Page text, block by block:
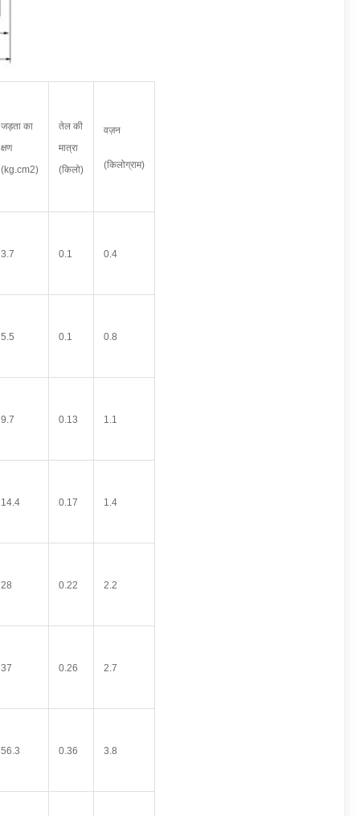
जड़ता का
क्षण
(kg.cm2)
तेल की
मात्रा
(किलो)
वज़न
(किलोग्राम)
3.7 0.1 0.4
5.5 0.1 0.8
9.7 0.13 1.1
14.4 0.17 1.4
28 0.22 2.2
37 0.26 2.7
56.3 0.36 3.8